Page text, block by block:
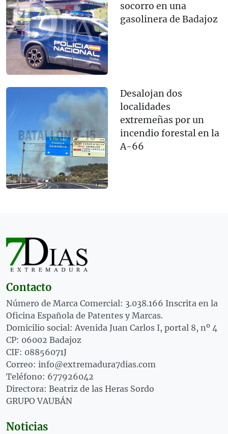
socorro en una
gasolinera de Badajoz
Desalojan dos
localidades
extremeñas por un
incendio forestal en la
A-66
Contacto
Número de Marca Comercial: 3.038.166 Inscrita en la
Oficina Española de Patentes y Marcas.
Domicilio social: Avenida Juan Carlos I, portal 8, nº 4
CP: 06002 Badajoz
CIF: 08856071J
Correo: info@extremadura7dias.com
Teléfono: 677926042
Directora: Beatriz de las Heras Sordo
GRUPO VAUBÁN
Noticias